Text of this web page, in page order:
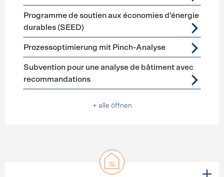
Programme de soutien aux économies d’énergie
durables (SEED)
Prozessoptimierung mit Pinch-Analyse
Subvention pour une analyse de bâtiment avec
recommandations
+ alle öffnen